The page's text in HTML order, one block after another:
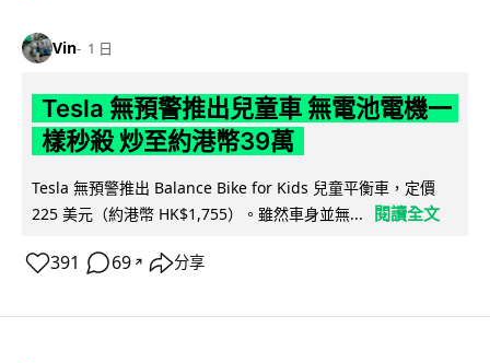
Vin 1 日
Tesla 無預警推出兒童車 無電池電機一
樣秒殺 炒至約港幣39萬
Tesla 無預警推出 Balance Bike for Kids 兒童平衡車，定價
225 美元（約港幣 HK$1,755）。雖然車身並無...
閱讀全文
391 69 ↗ 分享